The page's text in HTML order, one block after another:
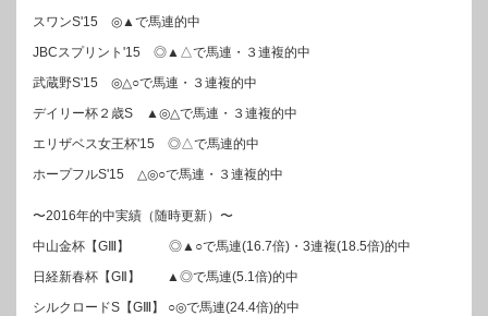
スワンS'15 ◎▲で馬連的中
JBCスプリント'15 ◎▲△で馬連・３連複的中
武蔵野S'15 ◎△○で馬連・３連複的中
デイリー杯２歳S ▲◎△で馬連・３連複的中
エリザベス女王杯'15 ◎△で馬連的中
ホープフルS'15 △◎○で馬連・３連複的中
〜2016年的中実績（随時更新）〜
中山金杯【GⅢ】 ◎▲○で馬連(16.7倍)・3連複(18.5倍)的中
日経新春杯【GⅡ】 ▲◎で馬連(5.1倍)的中
シルクロードS【GⅢ】 ○◎で馬連(24.4倍)的中